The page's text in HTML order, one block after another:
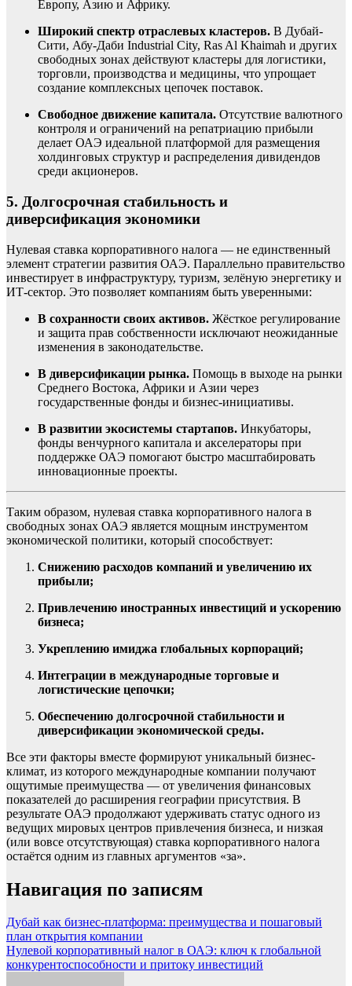
Европу, Азию и Африку.
Широкий спектр отраслевых кластеров. В Дубай-
Сити, Абу-Даби Industrial City, Ras Al Khaimah и других
свободных зонах действуют кластеры для логистики,
торговли, производства и медицины, что упрощает
создание комплексных цепочек поставок.
Свободное движение капитала. Отсутствие валютного
контроля и ограничений на репатриацию прибыли
делает ОАЭ идеальной платформой для размещения
холдинговых структур и распределения дивидендов
среди акционеров.
5. Долгосрочная стабильность и
диверсификация экономики
Нулевая ставка корпоративного налога — не единственный
элемент стратегии развития ОАЭ. Параллельно правительство
инвестирует в инфраструктуру, туризм, зелёную энергетику и
ИТ-сектор. Это позволяет компаниям быть уверенными:
В сохранности своих активов. Жёсткое регулирование
и защита прав собственности исключают неожиданные
изменения в законодательстве.
В диверсификации рынка. Помощь в выходе на рынки
Среднего Востока, Африки и Азии через
государственные фонды и бизнес-инициативы.
В развитии экосистемы стартапов. Инкубаторы,
фонды венчурного капитала и акселераторы при
поддержке ОАЭ помогают быстро масштабировать
инновационные проекты.
Таким образом, нулевая ставка корпоративного налога в
свободных зонах ОАЭ является мощным инструментом
экономической политики, который способствует:
Снижению расходов компаний и увеличению их
прибыли;
Привлечению иностранных инвестиций и ускорению
бизнеса;
Укреплению имиджа глобальных корпораций;
Интеграции в международные торговые и
логистические цепочки;
Обеспечению долгосрочной стабильности и
диверсификации экономической среды.
Все эти факторы вместе формируют уникальный бизнес-
климат, из которого международные компании получают
ощутимые преимущества — от увеличения финансовых
показателей до расширения географии присутствия. В
результате ОАЭ продолжают удерживать статус одного из
ведущих мировых центров привлечения бизнеса, и низкая
(или вовсе отсутствующая) ставка корпоративного налога
остаётся одним из главных аргументов «за».
Навигация по записям
Дубай как бизнес-платформа: преимущества и пошаговый
план открытия компании
Нулевой корпоративный налог в ОАЭ: ключ к глобальной
конкурентоспособности и притоку инвестиций